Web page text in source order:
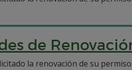
de
la renovación de su